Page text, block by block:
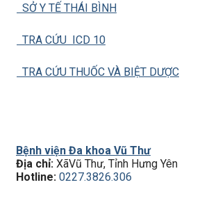
SỞ Y TẾ THÁI BÌNH
TRA CỨU ICD 10
TRA CỨU THUỐC VÀ BIỆT DƯỢC
Bệnh viện Đa khoa Vũ Thư
Địa chỉ: XãVũ Thư, Tỉnh Hưng Yên
Hotline: 0227.3826.306